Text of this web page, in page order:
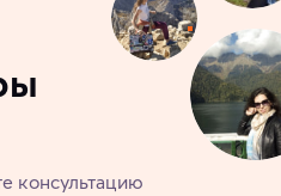
консультацию